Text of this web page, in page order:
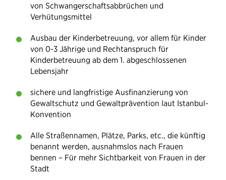
von Schwangerschaftsabbrüchen und
Verhütungsmittel
Ausbau der Kinderbetreuung, vor allem für Kinder
von 0-3 Jährige und Rechtanspruch für
Kinderbetreuung ab dem 1. abgeschlossenen
Lebensjahr
sichere und langfristige Ausfinanzierung von
Gewaltschutz und Gewaltprävention laut Istanbul-
Konvention
Alle Straßennamen, Plätze, Parks, etc., die künftig
benannt werden, ausnahmslos nach Frauen
bennen – Für mehr Sichtbarkeit von Frauen in der
Stadt